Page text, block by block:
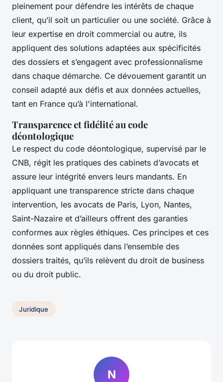
pleinement pour défendre les intérêts de chaque
client, qu’il soit un particulier ou une société. Grâce à
leur expertise en droit commercial ou autre, ils
appliquent des solutions adaptées aux spécificités
des dossiers et s’engagent avec professionnalisme
dans chaque démarche. Ce dévouement garantit un
conseil adapté aux défis et aux données actuelles,
tant en France qu’à l'international.
Transparence et fidélité au code
déontologique
Le respect du code déontologique, supervisé par le
CNB, régit les pratiques des cabinets d’avocats et
assure leur intégrité envers leurs mandants. En
appliquant une transparence stricte dans chaque
intervention, les avocats de Paris, Lyon, Nantes,
Saint-Nazaire et d’ailleurs offrent des garanties
conformes aux règles éthiques. Ces principes et ces
données sont appliqués dans l’ensemble des
dossiers traités, qu’ils relèvent du droit de business
ou du droit public.
Juridique
N